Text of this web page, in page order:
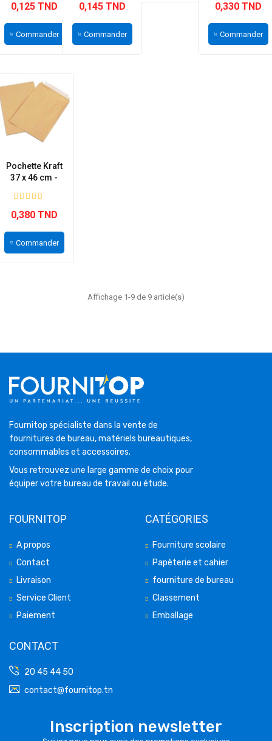
0,125 TND
Commander
0,145 TND
Commander
0,330 TND
Commander
Pochette Kraft
37 x 46 cm -
0,380 TND
Commander
Affichage 1-9 de 9 article(s)
Fournitop spécialiste dans la vente de
fournitures de bureau, matériels bureautiques,
consommables et accessoires.
Vous retrouvez une large gamme de choix pour
équiper votre bureau de travail ou étude.
FOURNITOP
A propos
Contact
Livraison
Service Client
Paiement
CATÉGORIES
Fourniture scolaire
Papèterie et cahier
fourniture de bureau
Classement
Emballage
CONTACT
20 45 44 50
contact@fournitop.tn
Inscription newsletter